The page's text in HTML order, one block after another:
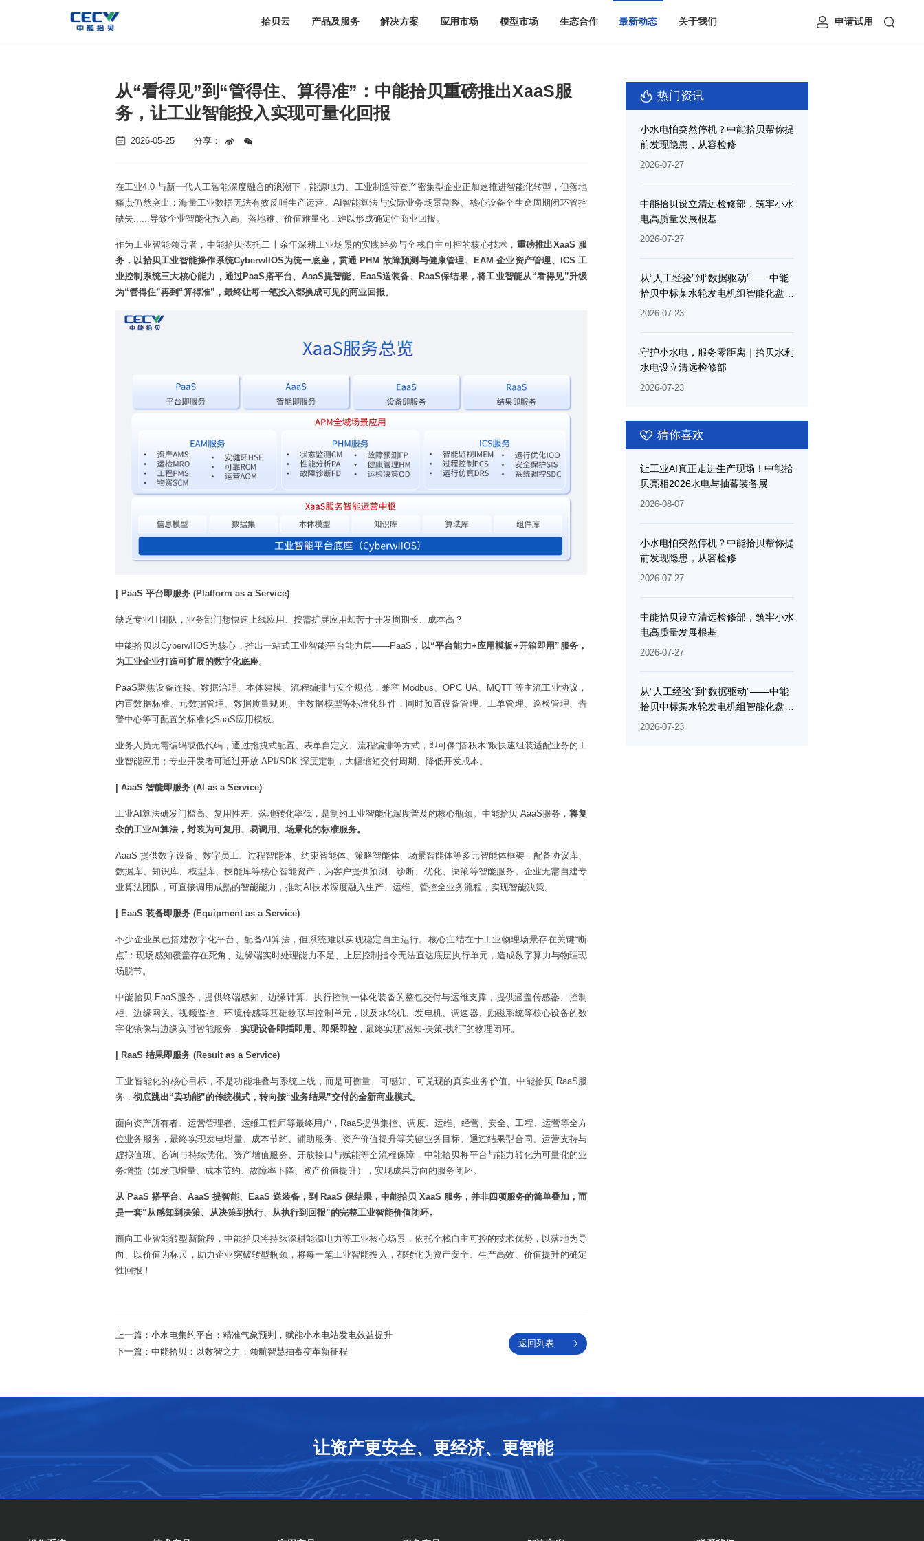
拾贝云 产品及服务 解决方案 应用市场 模型市场 生态合作 最新动态 关于我们 申请试用
从“看得见”到“管得住、算得准”：中能拾贝重磅推出XaaS服
务，让工业智能投入实现可量化回报
2026-05-25 分享：
在工业4.0 与新一代人工智能深度融合的浪潮下，能源电力、工业制造等资产密集型企业正加速推进智能化转型，但落地
痛点仍然突出：海量工业数据无法有效反哺生产运营、AI智能算法与实际业务场景割裂、核心设备全生命周期闭环管控
缺失......导致企业智能化投入高、落地难、价值难量化，难以形成确定性商业回报。
作为工业智能领导者，中能拾贝依托二十余年深耕工业场景的实践经验与全栈自主可控的核心技术， 重磅推出XaaS 服
务，以拾贝工业智能操作系统CyberwIIOS为统一底座，贯通 PHM 故障预测与健康管理、EAM 企业资产管理、ICS 工
业控制系统三大核心能力，通过PaaS搭平台、AaaS提智能、EaaS送装备、RaaS保结果，将工业智能从“看得见”升级
为“管得住”再到“算得准”，最终让每一笔投入都换成可见的商业回报。
| PaaS 平台即服务 (Platform as a Service)
缺乏专业IT团队，业务部门想快速上线应用、按需扩展应用却苦于开发周期长、成本高？
中能拾贝以CyberwIIOS为核心，推出一站式工业智能平台能力层——PaaS， 以“平台能力+应用模板+开箱即用”服务，
为工业企业打造可扩展的数字化底座。
PaaS聚焦设备连接、数据治理、本体建模、流程编排与安全规范，兼容 Modbus、OPC UA、MQTT 等主流工业协议，
内置数据标准、元数据管理、数据质量规则、主数据模型等标准化组件，同时预置设备管理、工单管理、巡检管理、告
警中心等可配置的标准化SaaS应用模板。
业务人员无需编码或低代码，通过拖拽式配置、表单自定义、流程编排等方式，即可像“搭积木”般快速组装适配业务的工
业智能应用；专业开发者可通过开放 API/SDK 深度定制，大幅缩短交付周期、降低开发成本。
| AaaS 智能即服务 (AI as a Service)
工业AI算法研发门槛高、复用性差、落地转化率低，是制约工业智能化深度普及的核心瓶颈。中能拾贝 AaaS服务， 将复
杂的工业AI算法，封装为可复用、易调用、场景化的标准服务。
AaaS 提供数字设备、数字员工、过程智能体、约束智能体、策略智能体、场景智能体等多元智能体框架，配备协议库、
数据库、知识库、模型库、技能库等核心智能资产，为客户提供预测、诊断、优化、决策等智能服务。企业无需自建专
业算法团队，可直接调用成熟的智能能力，推动AI技术深度融入生产、运维、管控全业务流程，实现智能决策。
| EaaS 装备即服务 (Equipment as a Service)
不少企业虽已搭建数字化平台、配备AI算法，但系统难以实现稳定自主运行。核心症结在于工业物理场景存在关键“断
点”：现场感知覆盖存在死角、边缘端实时处理能力不足、上层控制指令无法直达底层执行单元，造成数字算力与物理现
场脱节。
中能拾贝 EaaS服务，提供终端感知、边缘计算、执行控制一体化装备的整包交付与运维支撑，提供涵盖传感器、控制
柜、边缘网关、视频监控、环境传感等基础物联与控制单元，以及水轮机、发电机、调速器、励磁系统等核心设备的数
字化镜像与边缘实时智能服务， 实现设备即插即用、即采即控 ，最终实现“感知-决策-执行”的物理闭环。
| RaaS 结果即服务 (Result as a Service)
工业智能化的核心目标，不是功能堆叠与系统上线，而是可衡量、可感知、可兑现的真实业务价值。中能拾贝 RaaS服
务， 彻底跳出“卖功能”的传统模式，转向按“业务结果”交付的全新商业模式。
面向资产所有者、运营管理者、运维工程师等最终用户，RaaS提供集控、调度、运维、经营、安全、工程、运营等全方
位业务服务，最终实现发电增量、成本节约、辅助服务、资产价值提升等关键业务目标。通过结果型合同、运营支持与
虚拟值班、咨询与持续优化、资产增值服务、开放接口与赋能等全流程保障，中能拾贝将平台与能力转化为可量化的业
务增益（如发电增量、成本节约、故障率下降、资产价值提升），实现成果导向的服务闭环。
从 PaaS 搭平台、AaaS 提智能、EaaS 送装备，到 RaaS 保结果，中能拾贝 XaaS 服务，并非四项服务的简单叠加，而
是一套“从感知到决策、从决策到执行、从执行到回报”的完整工业智能价值闭环。
面向工业智能转型新阶段，中能拾贝将持续深耕能源电力等工业核心场景，依托全栈自主可控的技术优势，以落地为导
向、以价值为标尺，助力企业突破转型瓶颈，将每一笔工业智能投入，都转化为资产安全、生产高效、价值提升的确定
性回报！
上一篇：小水电集约平台：精准气象预判，赋能小水电站发电效益提升
下一篇：中能拾贝：以数智之力，领航智慧抽蓄变革新征程
返回列表
热门资讯
小水电怕突然停机？中能拾贝帮你提
前发现隐患，从容检修
2026-07-27
中能拾贝设立清远检修部，筑牢小水
电高质量发展根基
2026-07-27
从“人工经验”到“数据驱动”——中能
拾贝中标某水轮发电机组智能化盘车
测量分析系统服务项目，以工业智能
2026-07-23
守护小水电，服务零距离｜拾贝水利
水电设立清远检修部
2026-07-23
猜你喜欢
让工业AI真正走进生产现场！中能拾
贝亮相2026水电与抽蓄装备展
2026-08-07
小水电怕突然停机？中能拾贝帮你提
前发现隐患，从容检修
2026-07-27
中能拾贝设立清远检修部，筑牢小水
电高质量发展根基
2026-07-27
从“人工经验”到“数据驱动”——中能
拾贝中标某水轮发电机组智能化盘车
测量分析系统服务项目，以工业智能
2026-07-23
让资产更安全、更经济、更智能
请选择您的行业